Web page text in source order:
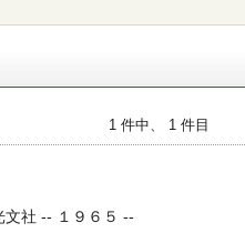
1 件中、 1 件目
社 -- １９６５ --